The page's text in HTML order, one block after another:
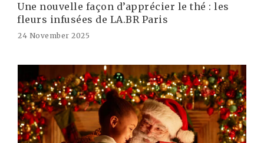
Une nouvelle façon d’apprécier le thé : les
fleurs infusées de LA.BR Paris
24 November 2025